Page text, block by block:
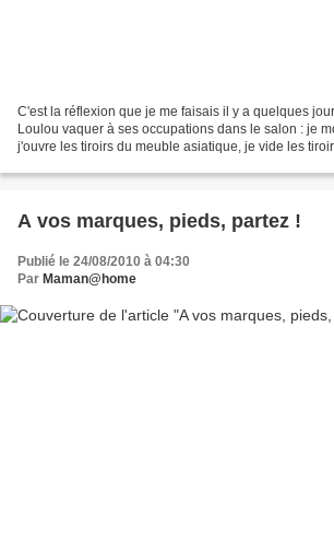
C'est la réflexion que je me faisais il y a quelques
Loulou vaquer à ses occupations dans le salon : je
j'ouvre les tiroirs du meuble asiatique, je vide les
A vos marques, pieds, partez !
Publié le 24/08/2010 à 04:30
Par Maman@home